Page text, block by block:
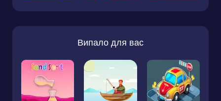
Випало для вас